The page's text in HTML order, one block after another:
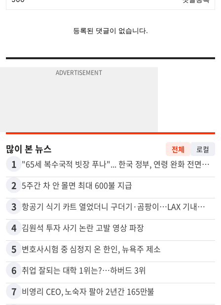
많이 본 뉴스 전체 로컬
1 "65세 복수국적 빗장 푸나"... 한국 정부, 연령 완화 전면 추진
2 5주간 차 안 몰면 최대 600불 지급
3 항공기 식기 카트 열었더니 구더기·곰팡이…LAX 기내식 업체 논란
4 김원석 투자 사기 논란 고발 영상 파장
5 변호사시험 중 심정지 온 한인, 뉴욕주 제소
6 취업 잘되는 대학 1위는?…하버드 3위
7 비영리 CEO, 노숙자 팔아 2년간 165만불